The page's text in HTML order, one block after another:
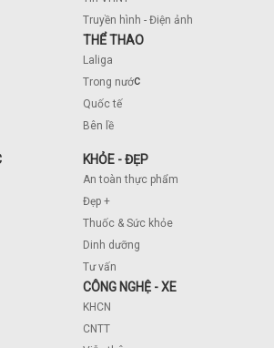
Truyền hình - Điện ảnh
THỂ THAO
Laliga
Trong nước
Quốc tế
Bên lề
KHỎE - ĐẸP
An toàn thực phẩm
Đẹp +
Thuốc & Sức khỏe
Dinh dưỡng
Tư vấn
CÔNG NGHỆ - XE
KHCN
CNTT